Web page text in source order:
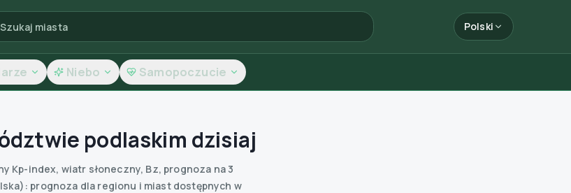
Polski
Niebo Samopoczucie
podlaskim dzisiaj
Kp-index, wiatr słoneczny, Bz, prognoza na 3
prognoza dla regionu i miast dostępnych w